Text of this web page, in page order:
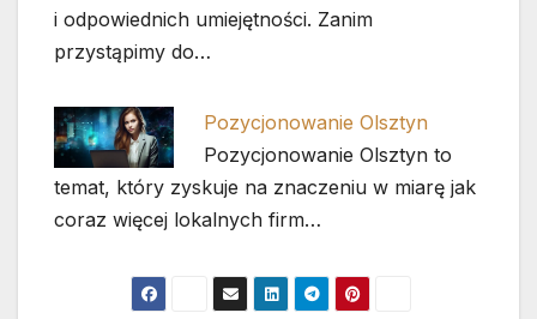
i odpowiednich umiejętności. Zanim
przystąpimy do…
Pozycjonowanie Olsztyn
Pozycjonowanie Olsztyn to
temat, który zyskuje na znaczeniu w miarę jak
coraz więcej lokalnych firm…